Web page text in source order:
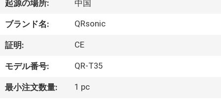
た
ち
に
つ
起源の場所: 中国
ブランド名: QRsonic
証明: CE
モデル番号: QR-T35
最小注文数量: 1 pc